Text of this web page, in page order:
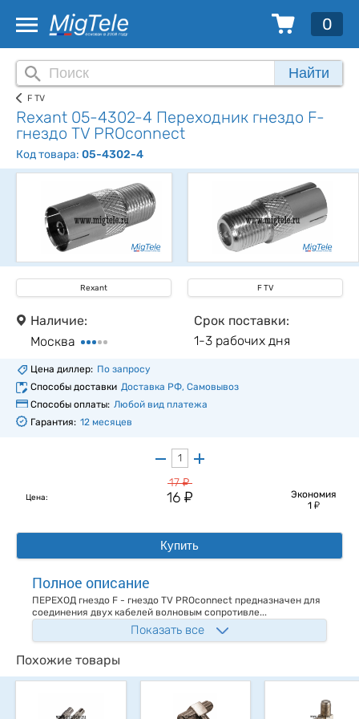
0
Найти
F TV
Rexant 05-4302-4 Переходник гнездо F-
гнездо TV PROconnect
Код товара: 05-4302-4
Rexant F TV
Наличие:
Москва
Срок поставки:
1-3 рабочих дня
Цена диллер: По запросу
Способы доставки Доставка РФ, Самовывоз
Способы оплаты: Любой вид платежа
Гарантия: 12 месяцев
Цена:
17у
16 у
Экономия
1 у
Купить
Полное описание
ПЕРЕХОД гнездо F - гнездо TV PROconnect предназначен для
соединения двух кабелей волновым сопротивле...
Показать все
Похожие товары